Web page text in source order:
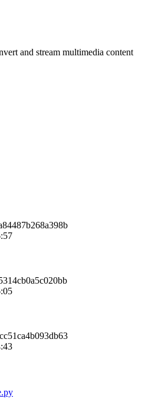
and stream multimedia content